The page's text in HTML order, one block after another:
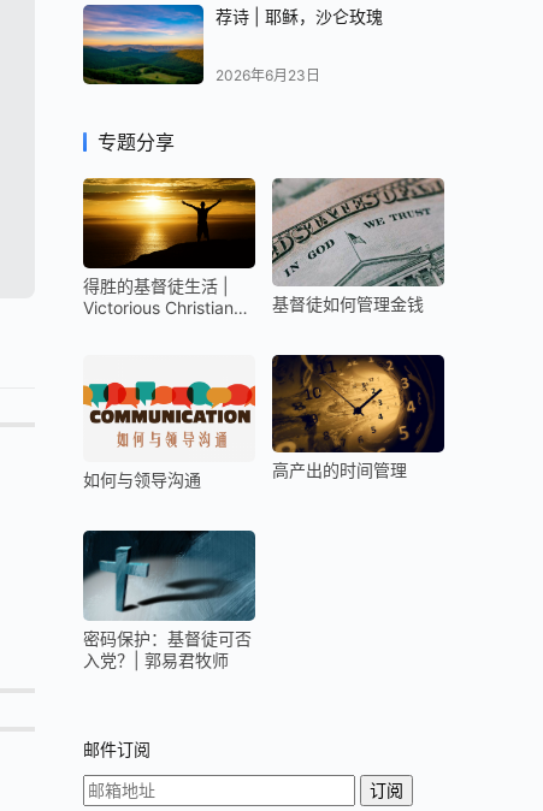
荐诗 | 耶稣，沙仑玫瑰
2026年6月23日
专题分享
得胜的基督徒生活 |
Victorious Christian
基督徒如何管理金钱
如何与领导沟通 高产出的时间管理
密码保护：基督徒可否
入党？| 郭易君牧师
邮件订阅